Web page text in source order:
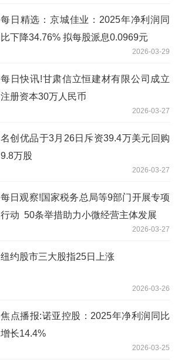
每日精选：京城佳业：2025年净利润同
比下降34.76% 拟每股派息0.0969元
2026-03-29
每日快讯!甘肃信立恒建材有限公司成立
注册资本30万人民币
2026-03-27
名创优品于3月26日斥资39.4万美元回购
9.8万股
2026-03-27
每日观察!国家税务总局等9部门开展专项
行动 50条举措助力小微经营主体发展
2026-03-27
纽约股市三大股指25日上涨
2026-03-26
焦点播报:诺亚控股：2025年净利润同比
增长14.4%
2026-03-25